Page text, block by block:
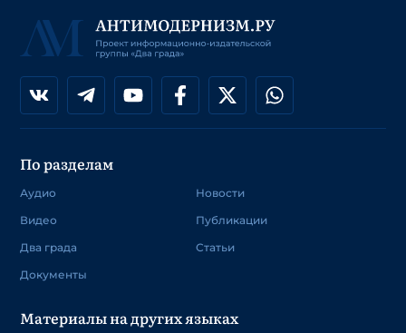
По разделам
Аудио
Видео
Два града
Документы
Новости
Публикации
Статьи
Материалы на других языках